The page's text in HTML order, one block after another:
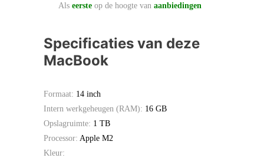
Als eerste op de hoogte van aanbiedingen
Specificaties van deze
MacBook
Formaat: 14 inch
Intern werkgeheugen (RAM): 16 GB
Opslagruimte: 1 TB
Processor: Apple M2
Kleur: